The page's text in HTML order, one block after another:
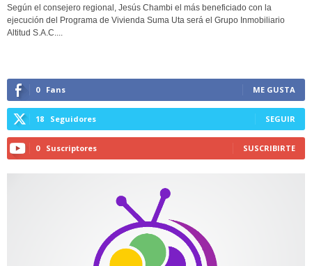
Según el consejero regional, Jesús Chambi el más beneficiado con la
ejecución del Programa de Vivienda Suma Uta será el Grupo Inmobiliario
Altitud S.A.C....
0 Fans ME GUSTA
18 Seguidores SEGUIR
0 Suscriptores SUSCRIBIRTE